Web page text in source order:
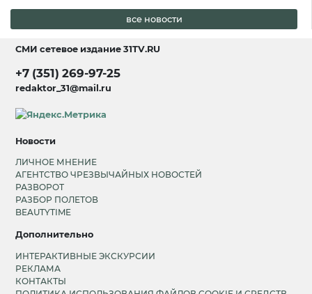
все новости
СМИ сетевое издание31TV.RU
+7 (351) 269-97-25
redaktor_31@mail.ru
Новости
ЛИЧНОЕ МНЕНИЕ
АГЕНТСТВО ЧРЕЗВЫЧАЙНЫХ НОВОСТЕЙ
РАЗВОРОТ
РАЗБОР ПОЛЕТОВ
BEAUTYTIME
Дополнительно
ИНТЕРАКТИВНЫЕ ЭКСКУРСИИ
РЕКЛАМА
КОНТАКТЫ